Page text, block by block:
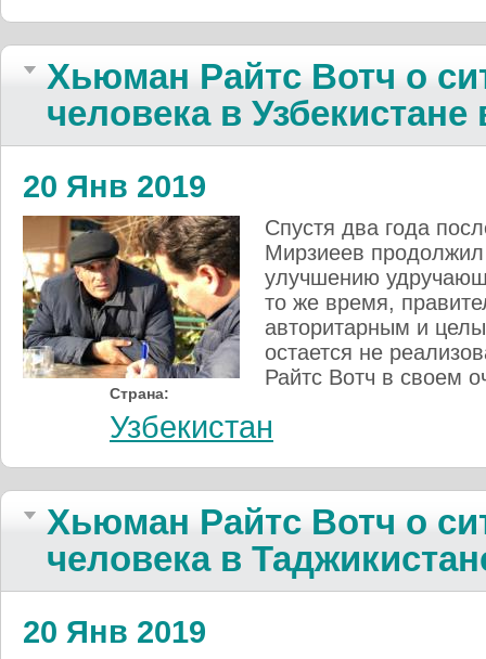
Хьюман Райтс Вотч о
человека в Узбекистане
20 Янв 2019
Спустя два года
Мирзиеев
улучшению
то же время,
авторитарным и
остается не
Райтс Вотч в своем
Страна:
Узбекистан
Хьюман Райтс Вотч о
человека в
20 Янв 2019